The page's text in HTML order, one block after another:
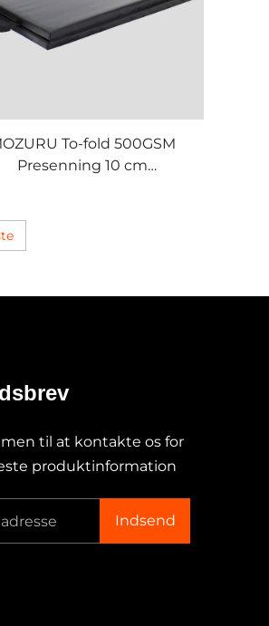
To-fold 500GSM
Presenning 10 cm
til at kontakte os for
produktinformation
Indsend